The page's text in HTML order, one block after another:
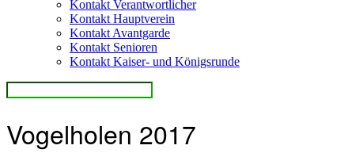
Kontakt Verantwortlicher
Kontakt Hauptverein
Kontakt Avantgarde
Kontakt Senioren
Kontakt Kaiser- und Königsrunde
Vogelholen 2017